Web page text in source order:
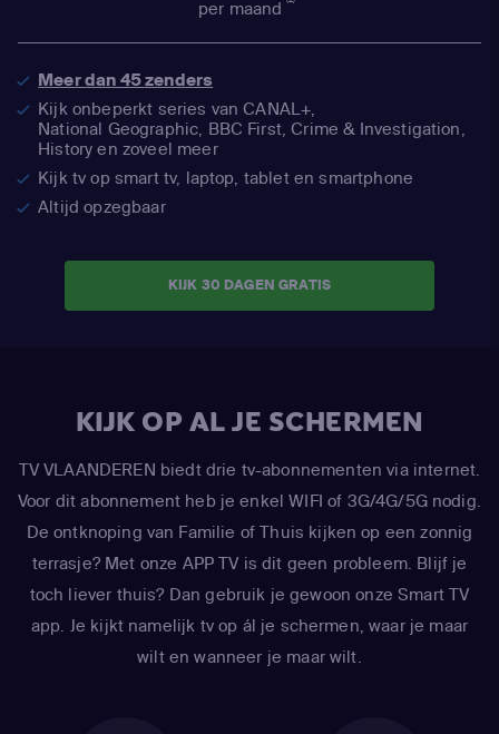
per maand
Meer dan 45 zenders
Kijk onbeperkt series van CANAL+,
National Geographic, BBC First, Crime & Investigation,
History en zoveel meer
Kijk tv op smart tv, laptop, tablet en smartphone
Altijd opzegbaar
KIJK 30 DAGEN GRATIS
KIJK OP AL JE SCHERMEN
TV VLAANDEREN biedt drie tv-abonnementen via internet.
Voor dit abonnement heb je enkel WIFI of 3G/4G/5G nodig.
De ontknoping van Familie of Thuis kijken op een zonnig
terrasje? Met onze APP TV is dit geen probleem. Blijf je
toch liever thuis? Dan gebruik je gewoon onze Smart TV
app. Je kijkt namelijk tv op ál je schermen, waar je maar
wilt en wanneer je maar wilt.